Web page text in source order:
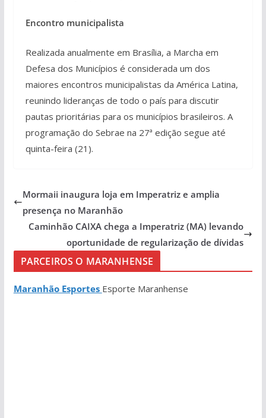
Encontro municipalista
Realizada anualmente em Brasília, a Marcha em
Defesa dos Municípios é considerada um dos
maiores encontros municipalistas da América Latina,
reunindo lideranças de todo o país para discutir
pautas prioritárias para os municípios brasileiros. A
programação do Sebrae na 27ª edição segue até
quinta-feira (21).
Mormaii inaugura loja em Imperatriz e amplia
presença no Maranhão
Caminhão CAIXA chega a Imperatriz (MA) levando
oportunidade de regularização de dívidas
PARCEIROS O MARANHENSE
Maranhão Esportes Esporte Maranhense